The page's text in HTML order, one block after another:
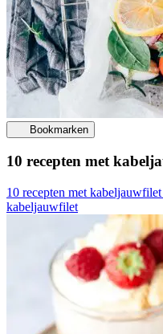
Bookmarken
10 recepten met
10 recepten met kabeljauwfilet
kabeljauwfilet